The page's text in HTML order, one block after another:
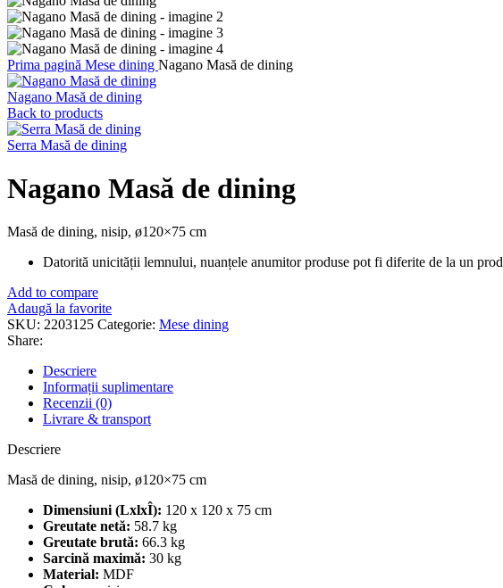
Prima pagină Mese dining Nagano Masă de dining
Nagano Masă de dining
Back to products
Serra Masă de dining
Nagano Masă de dining
Masă de dining, nisip, ø120×75 cm
Datorită unicității lemnului, nuanțele anumitor produse pot fi diferite de la un
Add to compare
Adaugă la favorite
SKU: 2203125 Categorie: Mese dining
Share:
Descriere
Informații suplimentare
Recenzii (0)
Livrare & transport
Descriere
Masă de dining, nisip, ø120×75 cm
Dimensiuni (LxlxÎ): 120 x 120 x 75 cm
Greutate netă: 58.7 kg
Greutate brută: 66.3 kg
Sarcină maximă: 30 kg
Material: MDF